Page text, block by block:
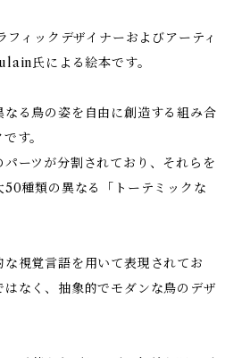
ィックデザイナーおよびアーティ
氏による絵本です。
る鳥の姿を自由に創造する組み合
す。
ーツが分割されており、それらを
種類の異なる「トーテミックな
視覚言語を用いて表現されてお
はなく、抽象的でモダンな鳥のデザ